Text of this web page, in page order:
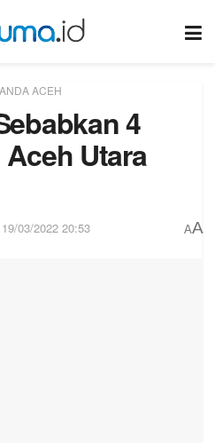
ACEH
4
Utara
19/03/2022 20:53 AA